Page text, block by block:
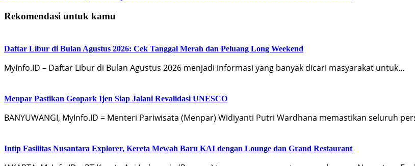
Rekomendasi untuk kamu
Daftar Libur di Bulan Agustus 2026: Cek Tanggal Merah dan Peluang Long Weekend
MyInfo.ID – Daftar Libur di Bulan Agustus 2026 menjadi informasi yang banyak dicari masyarakat untuk…
Menpar Pastikan Geopark Ijen Siap Jalani Revalidasi UNESCO
BANYUWANGI, MyInfo.ID = Menteri Pariwisata (Menpar) Widiyanti Putri Wardhana memastikan seluruh
Intip Fasilitas Nusantara Explorer, Kereta Mewah Baru KAI dengan Lounge dan Grand Restaurant